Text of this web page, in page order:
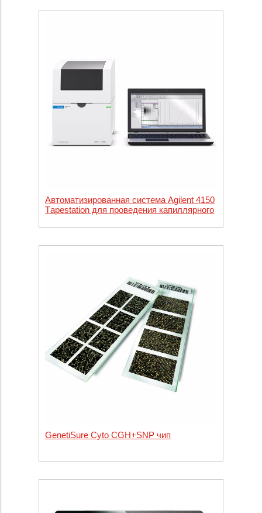
Автоматизированная система Аgilent 4150
Тapestation для проведения капиллярного
GenetiSure Cyto CGH+SNP чип